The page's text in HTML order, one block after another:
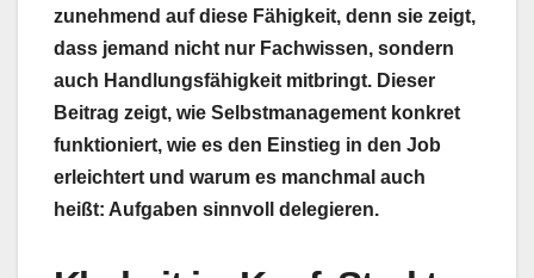
zunehmend auf diese Fähigkeit, denn sie zeigt,
dass jemand nicht nur Fachwissen, sondern
auch Handlungsfähigkeit mitbringt. Dieser
Beitrag zeigt, wie Selbstmanagement konkret
funktioniert, wie es den Einstieg in den Job
erleichtert und warum es manchmal auch
heißt: Aufgaben sinnvoll delegieren.